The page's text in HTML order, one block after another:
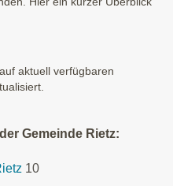
aktuell verfügbaren
Gemeinde Rietz:
10